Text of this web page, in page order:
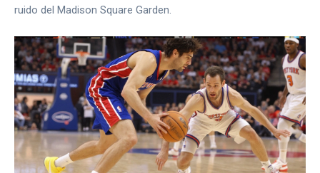
ruido del Madison Square Garden.